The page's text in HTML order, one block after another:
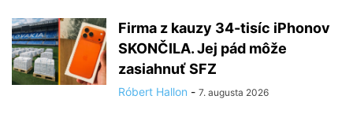
Firma z kauzy 34-tisíc iPhonov
SKONČILA. Jej pád môže
zasiahnuť SFZ
Róbert Hallon - 7. augusta 2026